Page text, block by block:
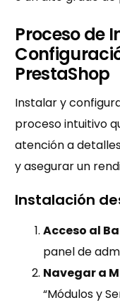
Proceso de
PrestaShop
Instalar y
proceso intuitivo
atención a
y asegurar un
Instalación
Acceso al
panel de
Navegar a
“Módulos y